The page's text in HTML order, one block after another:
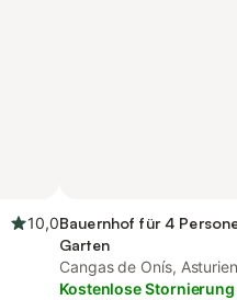
10,0Bauernhof für 4
Garten
Cangas de Onís,
Kostenlose Stornierung